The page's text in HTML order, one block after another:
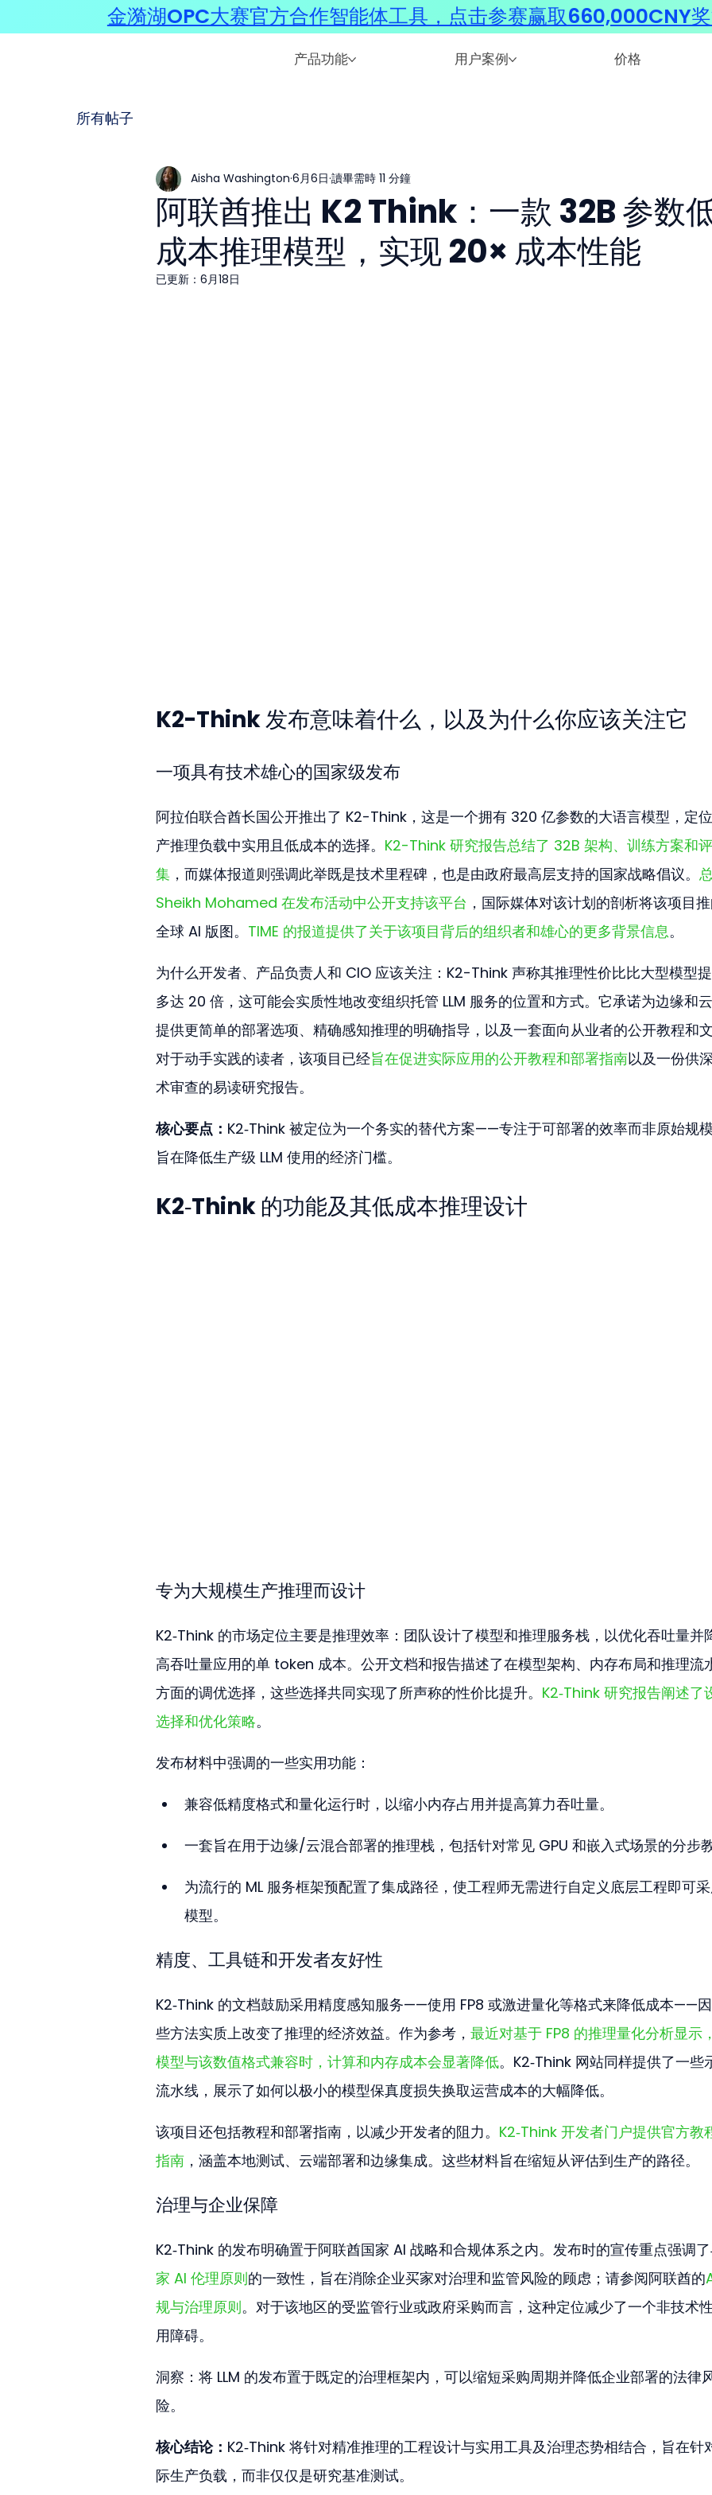
产品功能 用户案例 价格
所有帖子
阿联酋推出 K2 Think：一款 32B 参数
成本推理模型，实现 20× 成本性能
Aisha Washington 6月6日 讀畢需時 11 分鐘
已更新： 6月18日
K2-Think 发布意味着什么，以及为什么你应该关注它
一项具有技术雄心的国家级发布
阿拉伯联合酋长国公开推出了 K2-Think，这是一个拥有 320 亿参数的大语言模型，定
产推理负载中实用且低成本的选择。 K2-Think 研究报告总结了 32B 架构、训练方案和
集 ，而媒体报道则强调此举既是技术里程碑，也是由政府最高层支持的国家战略倡议。
Sheikh Mohamed 在发布活动中公开支持该平台 ，国际媒体对该计划的剖析将该项目
全球 AI 版图。 TIME 的报道提供了关于该项目背后的组织者和雄心的更多背景信息。
为什么开发者、产品负责人和 CIO 应该关注：K2-Think 声称其推理性价比比大型模型
多达 20 倍，这可能会实质性地改变组织托管 LLM 服务的位置和方式。它承诺为边缘和
提供更简单的部署选项、精确感知推理的明确指导，以及一套面向从业者的公开教程和文
对于动手实践的读者，该项目已经旨在促进实际应用的公开教程和部署指南以及一份供
术审查的易读研究报告。
核心要点： K2‑Think 被定位为一个务实的替代方案——专注于可部署的效率而非原始规
旨在降低生产级 LLM 使用的经济门槛。
K2‑Think 的功能及其低成本推理设计
专为大规模生产推理而设计
K2‑Think 的市场定位主要是推理效率：团队设计了模型和推理服务栈，以优化吞吐量并
高吞吐量应用的单 token 成本。公开文档和报告描述了在模型架构、内存布局和推理流
方面的调优选择，这些选择共同实现了所声称的性价比提升。 K2‑Think 研究报告阐述了
选择和优化策略。
发布材料中强调的一些实用功能：
兼容低精度格式和量化运行时，以缩小内存占用并提高算力吞吐量。
一套旨在用于边缘/云混合部署的推理栈，包括针对常见 GPU 和嵌入式场景的分步教
为流行的 ML 服务框架预配置了集成路径，使工程师无需进行自定义底层工程即可
模型。
精度、工具链和开发者友好性
K2‑Think 的文档鼓励采用精度感知服务——使用 FP8 或激进量化等格式来降低成本——
些方法实质上改变了推理的经济效益。作为参考， 最近对基于 FP8 的推理量化分析显示
模型与该数值格式兼容时，计算和内存成本会显著降低。K2‑Think 网站同样提供了一些
流水线，展示了如何以极小的模型保真度损失换取运营成本的大幅降低。
该项目还包括教程和部署指南，以减少开发者的阻力。 K2‑Think 开发者门户提供官方教
指南 ，涵盖本地测试、云端部署和边缘集成。这些材料旨在缩短从评估到生产的路径。
治理与企业保障
K2‑Think 的发布明确置于阿联酋国家 AI 战略和合规体系之内。发布时的宣传重点强调
家 AI 伦理原则的一致性，旨在消除企业买家对治理和监管风险的顾虑；请参阅阿联酋的
规与治理原则。对于该地区的受监管行业或政府采购而言，这种定位减少了一个非技术
用障碍。
洞察：将 LLM 的发布置于既定的治理框架内，可以缩短采购周期并降低企业部署的法律
险。
核心结论： K2‑Think 将针对精准推理的工程设计与实用工具及治理态势相结合，旨在针
际生产负载，而非仅仅是研究基准测试。
金漪湖OPC大赛官方合作智能体工具，点击参赛赢取660,000CNY奖